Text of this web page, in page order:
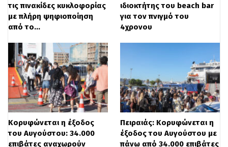
τις περιουσίες χιλιάδων πολιτών στην
περιφέρεια.
Στόχος, να μπει τέλος στο πολεοδομικό
κενόπου προκάλεσαν ακυρώσεις ορίων
σε περίπου 150 οικισμούς σε Ρέθυμνο και
Πήλιοαπό το ΣτΕ, που «πάγωσαν» την
έκδοση οικοδομικών αδειών και άνοιξαν
νομικά παράθυρα για αμφισβήτηση σε
τις πινακίδες κυκλοφορίας
με πλήρη ψηφιοποίηση
από το…
ιδιοκτήτης του beach bar
για τον πνιγμό του
4χρονου
Κορυφώνεται η έξοδος
του Αυγούστου: 34.000
επιβάτες αναχωρούν
Πειραιάς: Κορυφώνεται η
έξοδος του Αυγούστου με
πάνω από 34.000 επιβάτες